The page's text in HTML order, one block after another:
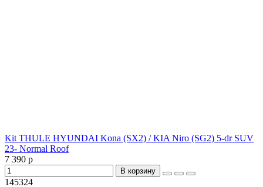
Kit THULE HYUNDAI Kona (SX2) / KIA Niro (SG2) 5-dr SUV
23- Normal Roof
7 390 р
В корзину
145324